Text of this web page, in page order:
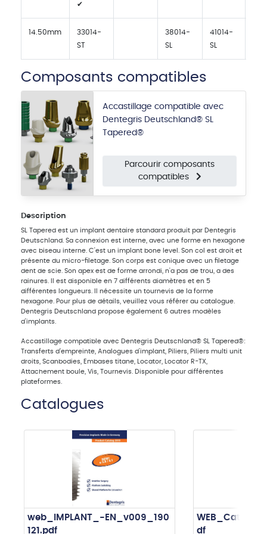
✔
14.50mm
33014-
ST
38014-
SL
41014-
SL
Composants compatibles
Accastillage compatible avec
Dentegris Deutschland® SL
Tapered®
Parcourir composants
compatibles
Description
SL Tapered est un implant dentaire standard produit par Dentegris
Deutschland. Sa connexion est interne, avec une forme en hexagone
avec biseau interne. C'est un implant bone level. Son col est droit et
présente du micro-filetage. Son corps est conique avec un filetage
dent de scie. Son apex est de forme arrondi, n'a pas de trou, a des
rainures. Il est disponible en 7 différents diamètres et en 5
différentes longueurs. Il nécessite un tournevis de la forme
hexagone. Pour plus de détails, veuillez vous référer au catalogue.
Dentegris Deutschland propose également 6 autres modèles
d'implants.
Accastillage compatible avec Dentegris Deutschland® SL Tapered®:
Transferts d’empreinte, Analogues d'implant, Piliers, Piliers multi unit
droits, Scanbodies, Embases titane, Locator, Locator R-TX,
Attachement boule, Vis, Tournevis. Disponible pour différentes
plateformes.
Catalogues
web_IMPLANT_-EN_v009_190
121.pdf
df